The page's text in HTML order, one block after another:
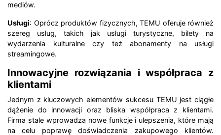
mediów.
Usługi: Oprócz produktów fizycznych, TEMU oferuje również
szereg usług, takich jak usługi turystyczne, bilety na
wydarzenia kulturalne czy też abonamenty na usługi
streamingowe.
Innowacyjne rozwiązania i współpraca z
klientami
Jednym z kluczowych elementów sukcesu TEMU jest ciągłe
dążenie do innowacji oraz bliska współpraca z klientami.
Firma stale wprowadza nowe funkcje i ulepszenia, które mają
na celu poprawę doświadczenia zakupowego klientów.